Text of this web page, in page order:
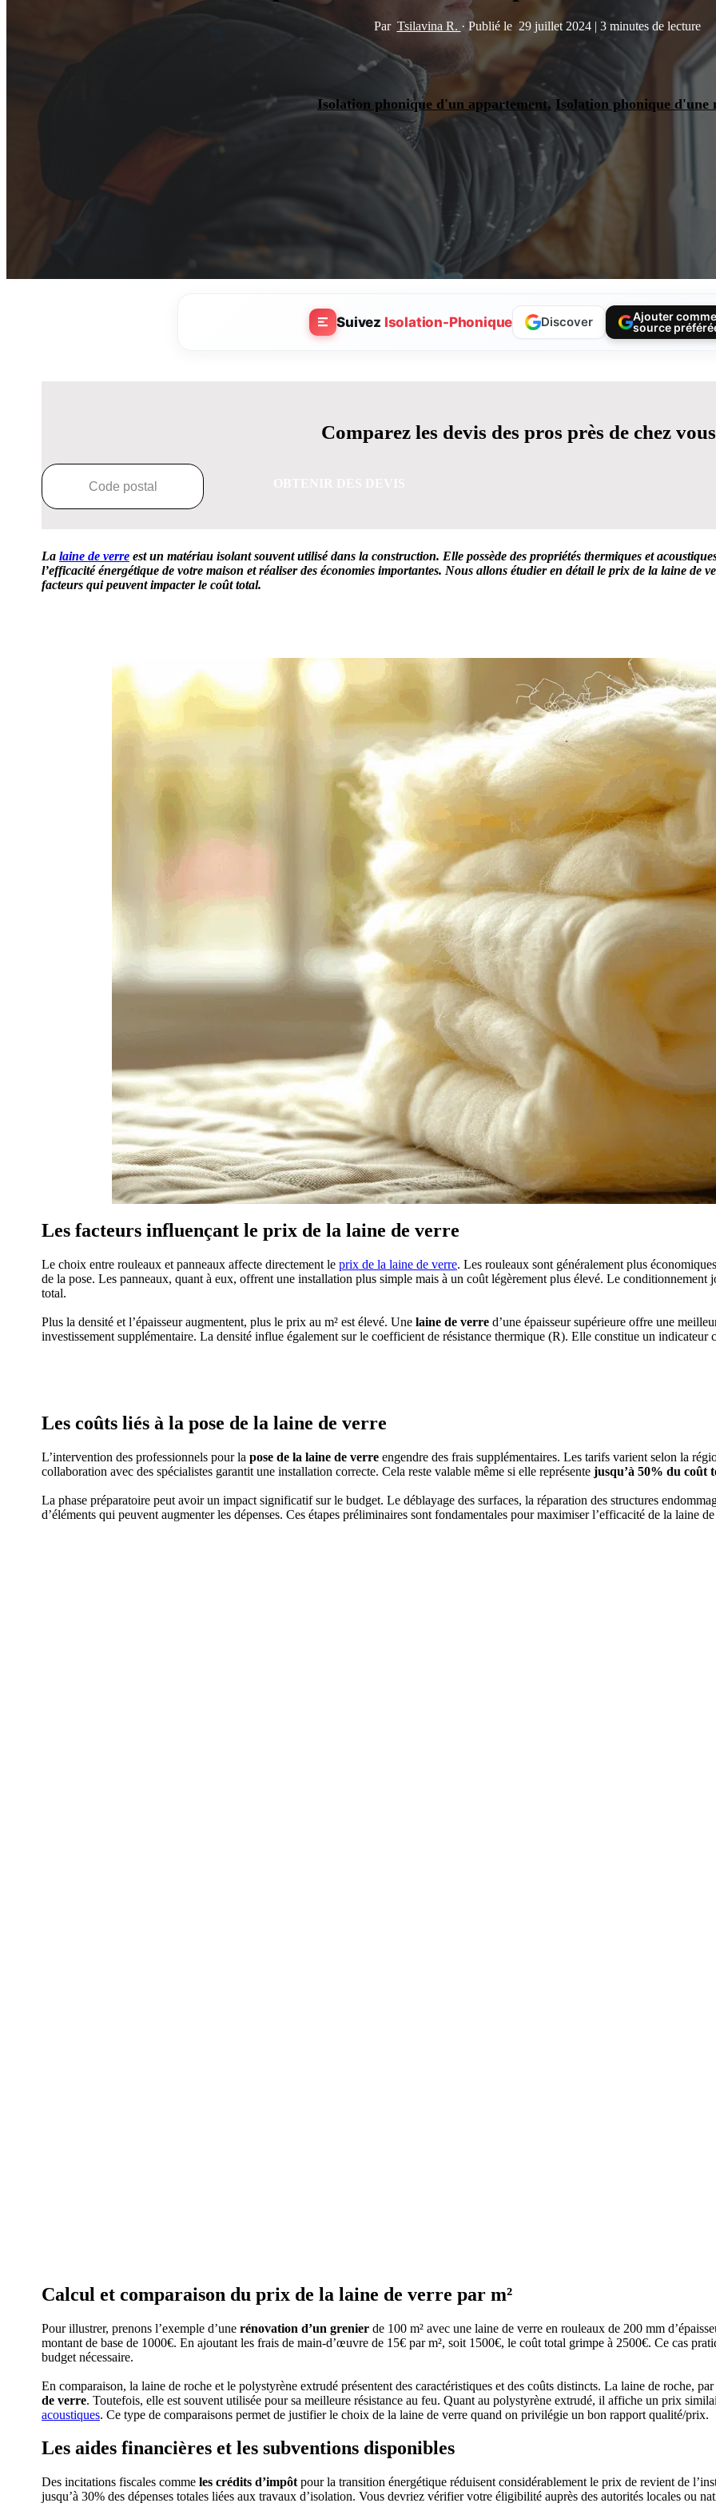
Par Tsilavina R. · Publié le 29 juillet 2024 | 3 minutes de lecture
Isolation phonique d'un appartement, Isolation phonique d'une
Suivez Isolation-Phonique Discover
Ajouter comme
source
Comparez les devis des pros près de chez
La laine de verre est un matériau isolant souvent utilisé dans la construction. Elle possède des propriétés thermiques et
l’efficacité énergétique de votre maison et réaliser des économies importantes. Nous allons étudier en détail le prix de la laine de
facteurs qui peuvent impacter le coût total.
Les facteurs influençant le prix de la laine de verre
Le choix entre rouleaux et panneaux affecte directement le prix de la laine de verre. Les rouleaux sont généralement plus
de la pose. Les panneaux, quant à eux, offrent une installation plus simple mais à un coût légèrement plus élevé. Le
total.
Plus la densité et l’épaisseur augmentent, plus le prix au m² est élevé. Une laine de verre d’une épaisseur supérieure offre une
investissement supplémentaire. La densité influe également sur le coefficient de résistance thermique (R). Elle constitue un indicateur
Les coûts liés à la pose de la laine de verre
L’intervention des professionnels pour la pose de la laine de verre engendre des frais supplémentaires. Les tarifs varient selon la
collaboration avec des spécialistes garantit une installation correcte. Cela reste valable même si elle représente jusqu’à 50% du coût
La phase préparatoire peut avoir un impact significatif sur le budget. Le déblayage des surfaces, la réparation des structures
d’éléments qui peuvent augmenter les dépenses. Ces étapes préliminaires sont fondamentales pour maximiser l’efficacité de la laine
Calcul et comparaison du prix de la laine de verre par m²
Pour illustrer, prenons l’exemple d’une rénovation d’un grenier de 100 m² avec une laine de verre en rouleaux de 200 mm
montant de base de 1000€. En ajoutant les frais de main-d’œuvre de 15€ par m², soit 1500€, le coût total grimpe à 2500€. Ce cas
budget nécessaire.
En comparaison, la laine de roche et le polystyrène extrudé présentent des caractéristiques et des coûts distincts. La laine de roche,
de verre. Toutefois, elle est souvent utilisée pour sa meilleure résistance au feu. Quant au polystyrène extrudé, il affiche un prix
acoustiques. Ce type de comparaisons permet de justifier le choix de la laine de verre quand on privilégie un bon rapport qualité/prix.
Les aides financières et les subventions disponibles
Des incitations fiscales comme les crédits d’impôt pour la transition énergétique réduisent considérablement le prix de revient de
jusqu’à 30% des dépenses totales liées aux travaux d’isolation. Vous devriez vérifier votre éligibilité auprès des autorités locales ou